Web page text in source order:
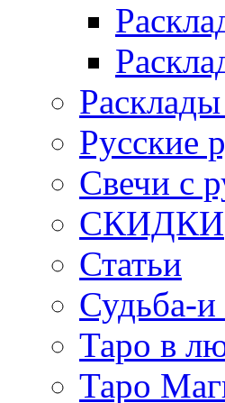
Русские
Свечи с
СКИДКИ
Статьи
Судьба-и
Таро в
Таро